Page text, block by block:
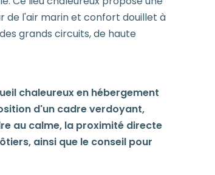
de l'air marin et confort douillet à
grands circuits, de haute
chaleureux en hébergement
d'un cadre verdoyant,
au calme, la proximité directe
ainsi que le conseil pour